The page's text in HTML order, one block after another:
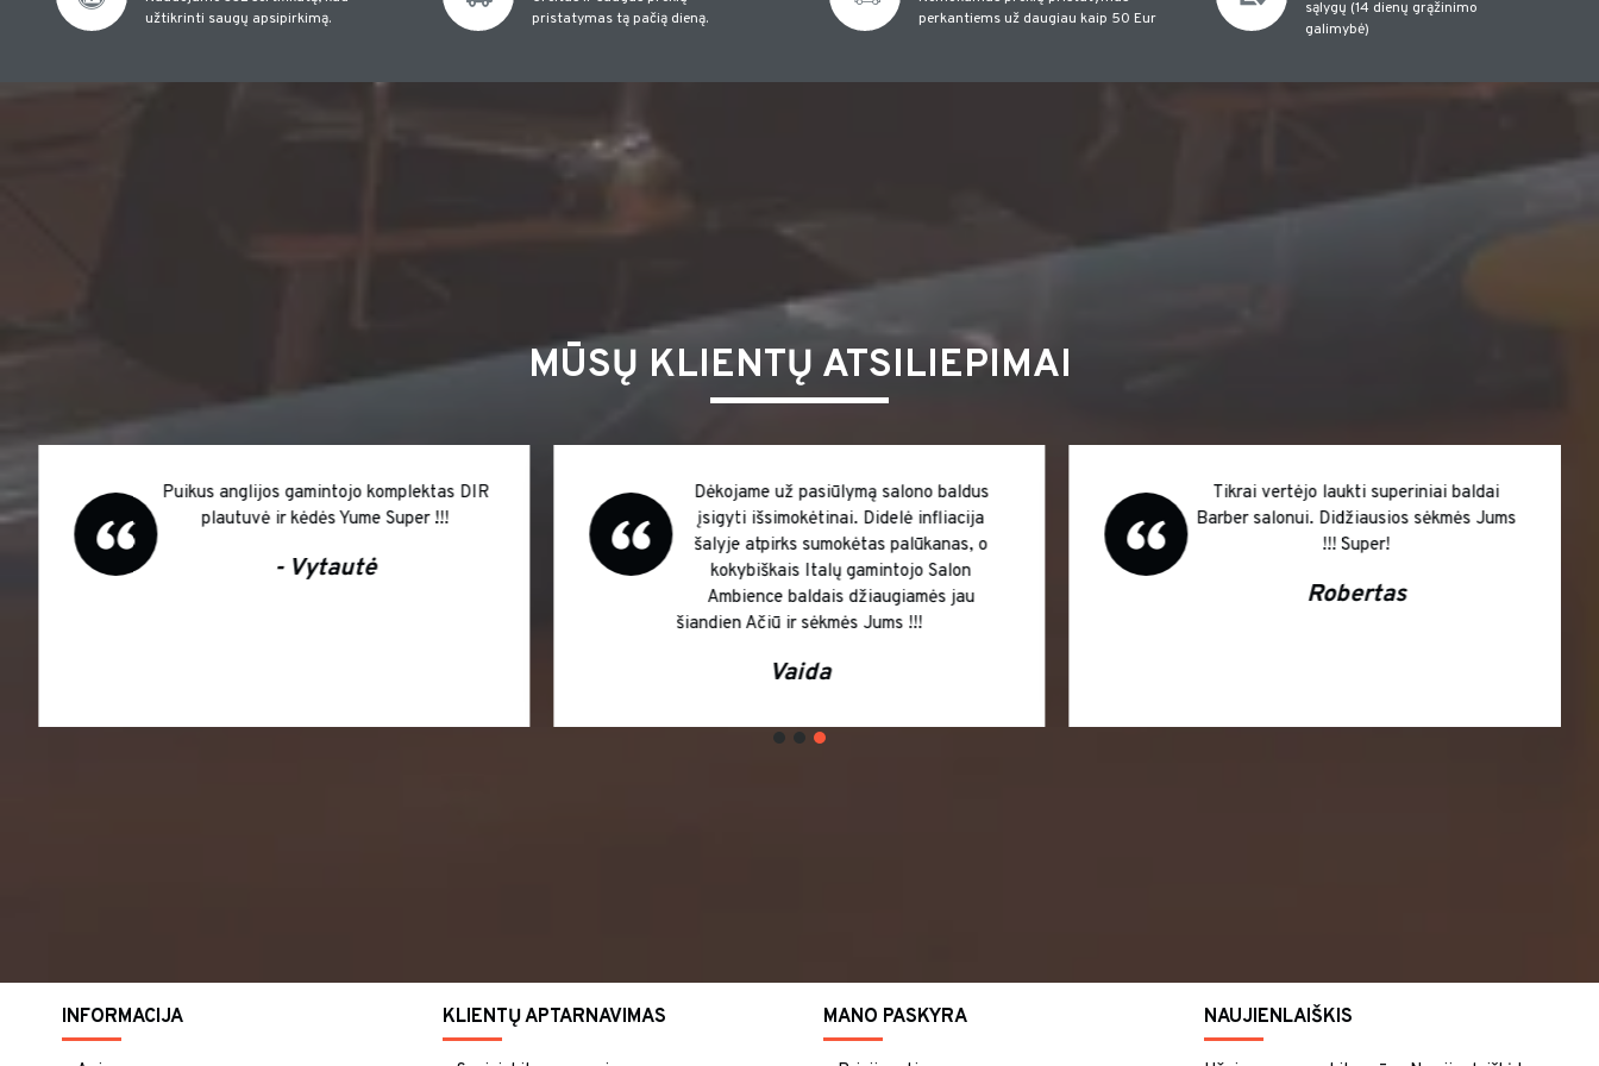
užtikrinti saugų apsipirkimą.
pristatymas tą pačią dieną.
perkantiems už daugiau kaip 50 Eur
sąlygų (14 dienų grąžinimo
galimybė)
MŪSŲ KLIENTŲ ATSILIEPIMAI
Puikus anglijos gamintojo komplektas DIR
plautuvė ir kėdės Yume Super !!!
- Vytautė
Dėkojame už pasiūlymą salono baldus
įsigyti išsimokėtinai. Didelė infliacija
šalyje atpirks sumokėtas palūkanas, o
kokybiškais Italų gamintojo Salon
Ambience baldais džiaugiamės jau
šiandien Ačiū ir sėkmės Jums !!!
Vaida
Tikrai vertėjo laukti superiniai baldai
Barber salonui. Didžiausios sėkmės Jums
!!! Super!
Robertas
INFORMACIJA KLIENTŲ APTARNAVIMAS MANO PASKYRA NAUJIENLAIŠKIS